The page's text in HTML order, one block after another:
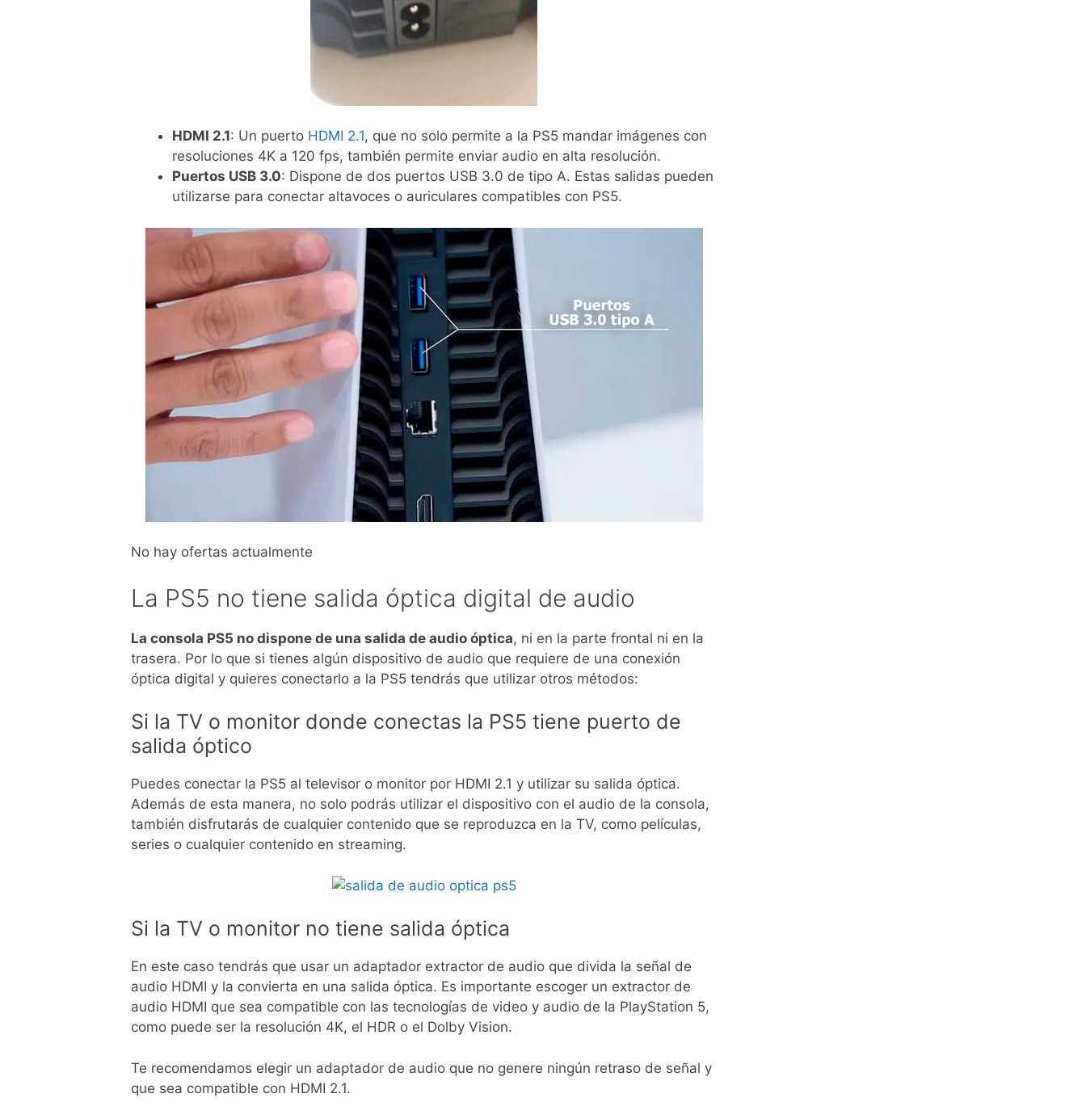
HDMI 2.1: Un puerto HDMI 2.1, que no solo permite a la PS5 mandar imágenes con
resoluciones 4K a 120 fps, también permite enviar audio en alta resolución.
Puertos USB 3.0: Dispone de dos puertos USB 3.0 de tipo A. Estas salidas pueden
utilizarse para conectar altavoces o auriculares compatibles con PS5.
No hay ofertas actualmente
La PS5 no tiene salida óptica digital de audio
La consola PS5 no dispone de una salida de audio óptica, ni en la parte frontal ni en la
trasera. Por lo que si tienes algún dispositivo de audio que requiere de una conexión
óptica digital y quieres conectarlo a la PS5 tendrás que utilizar otros métodos:
Si la TV o monitor donde conectas la PS5 tiene puerto de
salida óptico
Puedes conectar la PS5 al televisor o monitor por HDMI 2.1 y utilizar su salida óptica.
Además de esta manera, no solo podrás utilizar el dispositivo con el audio de la consola,
también disfrutarás de cualquier contenido que se reproduzca en la TV, como películas,
series o cualquier contenido en streaming.
Si la TV o monitor no tiene salida óptica
En este caso tendrás que usar un adaptador extractor de audio que divida la señal de
audio HDMI y la convierta en una salida óptica. Es importante escoger un extractor de
audio HDMI que sea compatible con las tecnologías de video y audio de la PlayStation 5,
como puede ser la resolución 4K, el HDR o el Dolby Vision.
Te recomendamos elegir un adaptador de audio que no genere ningún retraso de señal y
que sea compatible con HDMI 2.1.